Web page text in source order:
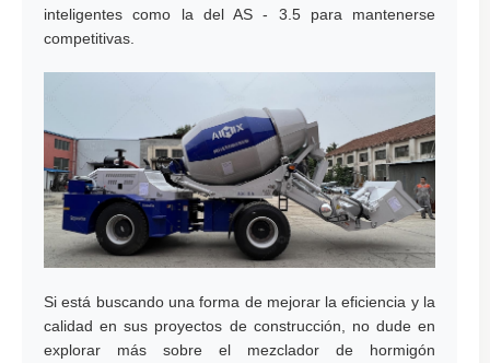
inteligentes como la del AS - 3.5 para mantenerse
competitivas.
Si está buscando una forma de mejorar la eficiencia y la
calidad en sus proyectos de construcción, no dude en
explorar más sobre el mezclador de hormigón